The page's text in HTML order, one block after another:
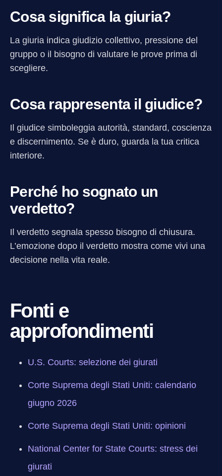
Cosa significa la giuria?
La giuria indica giudizio collettivo, pressione del
gruppo o il bisogno di valutare le prove prima di
scegliere.
Cosa rappresenta il giudice?
Il giudice simboleggia autorità, standard, coscienza
e discernimento. Se è duro, guarda la tua critica
interiore.
Perché ho sognato un
verdetto?
Il verdetto segnala spesso bisogno di chiusura.
L’emozione dopo il verdetto mostra come vivi una
decisione nella vita reale.
Fonti e
approfondimenti
U.S. Courts: selezione dei giurati
Corte Suprema degli Stati Uniti: calendario
giugno 2026
Corte Suprema degli Stati Uniti: opinioni
National Center for State Courts: stress dei
giurati